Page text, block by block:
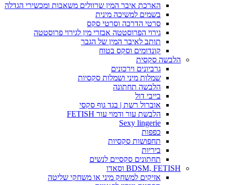
הארכת איבר המין שרוולים משאבות ומכשירי הגדלה
בשמים למשיכה מינית
סרטי הדרכה וסרטי סקס
גירוי הפרוסטטה אבזרי מין לגירוי פרוסטטה
תותב לאיבר המין של הגבר
קונדומים וסקס בטוח
הלבשה סקסית
גרביונים וירכונים
שמלות מיני ושמלות סקסיות
הלבשה תחתונה
בייבי דול
אוברול רשת | בגד גוף סקסי
הלבשת עור ודמוי עור FETISH
Sexy lingerie
כפפות
תחפושות סקסיות
ביריות
תחתונים סקסיים לנשים
BDSM, FETISH וסאדו
אזיקים למשחק מיני או משחקי שליטה